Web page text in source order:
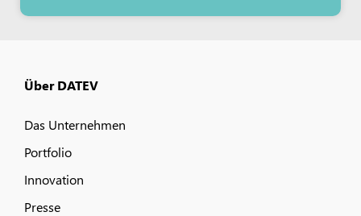
Über DATEV
Das Unternehmen
Portfolio
Innovation
Presse